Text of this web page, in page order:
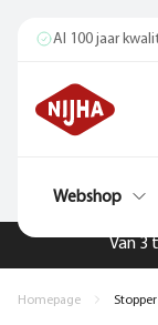
Van 3
Al 100 jaar
Webshop
Homepage Stopper